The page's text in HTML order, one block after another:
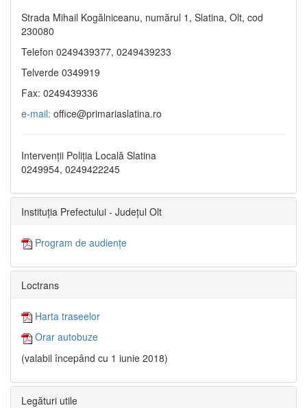
Strada Mihail Kogălniceanu, numărul 1, Slatina, Olt, cod
230080
Telefon 0249439377, 0249439233
Telverde 0349919
Fax: 0249439336
e-mail: office@primariaslatina.ro
Intervenții Poliția Locală Slatina
0249954, 0249422245
Instituția Prefectului - Județul Olt
Program de audiențe
Loctrans
Harta traseelor
Orar autobuze
(valabil începând cu 1 iunie 2018)
Legături utile